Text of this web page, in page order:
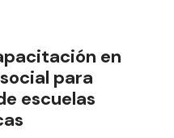
en
para
escuelas